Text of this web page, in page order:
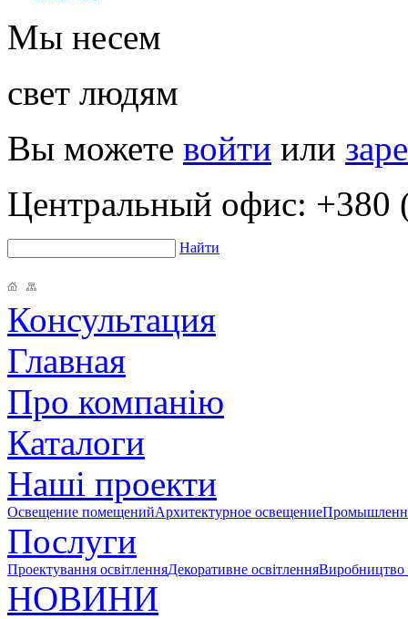
Мы несем
свет людям
Вы можете войти или
Центральный офис: +380
Найти
Консультация
Главная
Про компанію
Каталоги
Наші проекти
Освещение помещенийАрхитектурное освещение
Послуги
Проектування освітленняДекоративне освітленняВиробництво
НОВИНИ